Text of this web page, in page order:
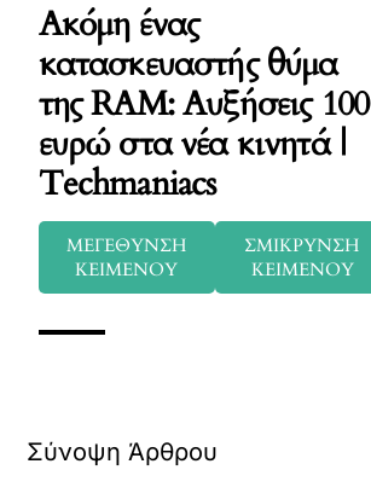
Ακόμη ένας
κατασκευαστής θύμα
της RAM: Αυξήσεις 100
ευρώ στα νέα κινητά |
Techmaniacs
ΜΕΓΕΘΥΝΣΗ
ΚΕΙΜΕΝΟΥ
ΣΜΙΚΡΥΝΣΗ
ΚΕΙΜΕΝΟΥ
Σύνοψη Άρθρου